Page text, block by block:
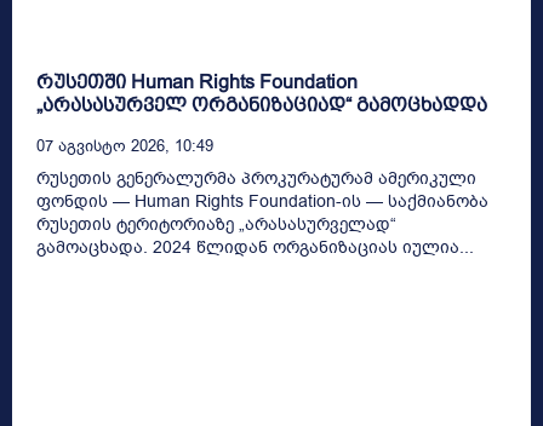
რუსეთში Human Rights Foundation
„არასასურველ ორგანიზაციად“ გამოცხადდა
07 Აგვისტო 2026, 10:49
რუსეთის გენერალურმა პროკურატურამ ამერიკული
ფონდის — Human Rights Foundation-ის — საქმიანობა
რუსეთის ტერიტორიაზე „არასასურველად“
გამოაცხადა. 2024 წლიდან ორგანიზაციას იულია...